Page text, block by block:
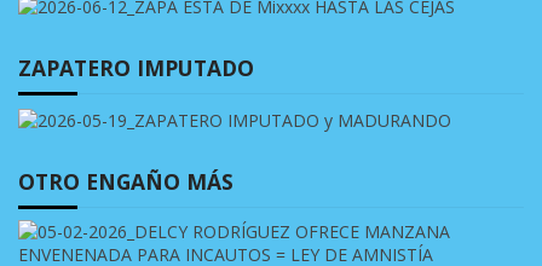
ZAPATERO IMPUTADO
OTRO ENGAÑO MÁS